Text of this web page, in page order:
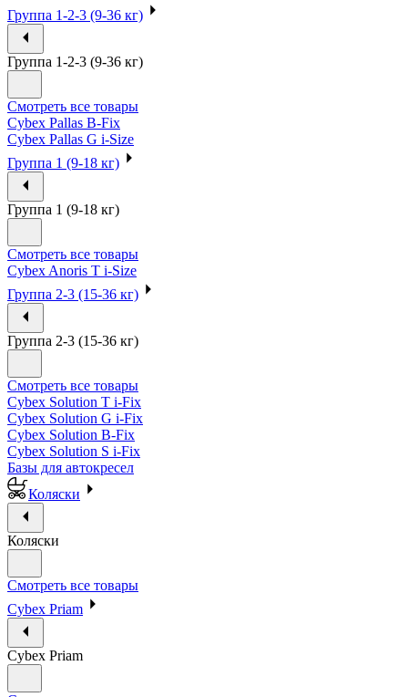
Группа 1-2-3 (9-36 кг)
Группа 1-2-3 (9-36 кг)
Смотреть все товары
Cybex Pallas B-Fix
Cybex Pallas G i-Size
Группа 1 (9-18 кг)
Группа 1 (9-18 кг)
Смотреть все товары
Cybex Anoris T i-Size
Группа 2-3 (15-36 кг)
Группа 2-3 (15-36 кг)
Смотреть все товары
Cybex Solution T i-Fix
Cybex Solution G i-Fix
Cybex Solution B-Fix
Cybex Solution S i-Fix
Базы для автокресел
Коляски
Коляски
Смотреть все товары
Cybex Priam
Cybex Priam